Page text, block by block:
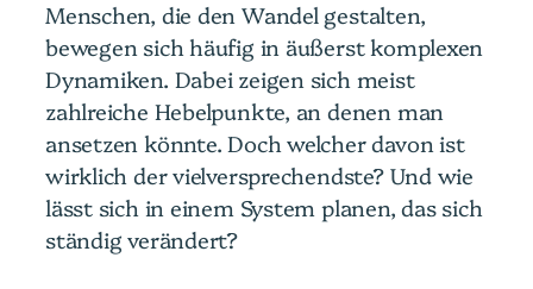
Menschen, die den Wandel gestalten,
bewegen sich häufig in äußerst komplexen
Dynamiken. Dabei zeigen sich meist
zahlreiche Hebelpunkte, an denen man
ansetzen könnte. Doch welcher davon ist
wirklich der vielversprechendste? Und wie
lässt sich in einem System planen, das sich
ständig verändert?